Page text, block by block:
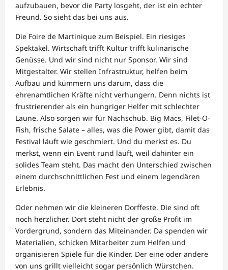
aufzubauen, bevor die Party losgeht, der ist ein echter
Freund. So sieht das bei uns aus.
Die Foire de Martinique zum Beispiel. Ein riesiges
Spektakel. Wirtschaft trifft Kultur trifft kulinarische
Genüsse. Und wir sind nicht nur Sponsor. Wir sind
Mitgestalter. Wir stellen Infrastruktur, helfen beim
Aufbau und kümmern uns darum, dass die
ehrenamtlichen Kräfte nicht verhungern. Denn nichts ist
frustrierender als ein hungriger Helfer mit schlechter
Laune. Also sorgen wir für Nachschub. Big Macs, Filet-O-
Fish, frische Salate – alles, was die Power gibt, damit das
Festival läuft wie geschmiert. Und du merkst es. Du
merkst, wenn ein Event rund läuft, weil dahinter ein
solides Team steht. Das macht den Unterschied zwischen
einem durchschnittlichen Fest und einem legendären
Erlebnis.
Oder nehmen wir die kleineren Dorffeste. Die sind oft
noch herzlicher. Dort steht nicht der große Profit im
Vordergrund, sondern das Miteinander. Da spenden wir
Materialien, schicken Mitarbeiter zum Helfen und
organisieren Spiele für die Kinder. Der eine oder andere
von uns grillt vielleicht sogar persönlich Würstchen.